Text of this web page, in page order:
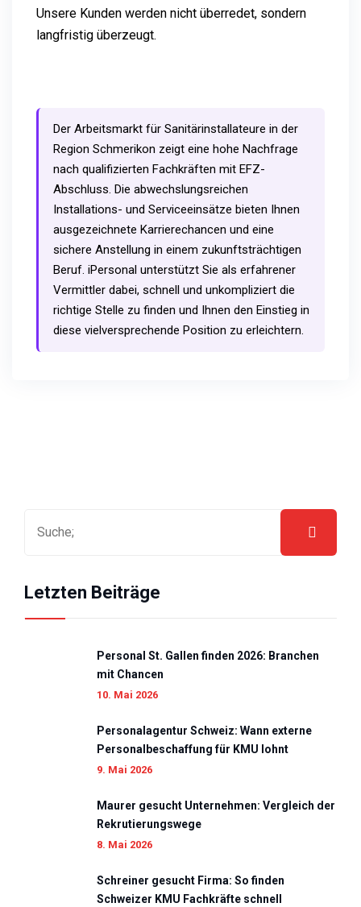
Unsere Kunden werden nicht überredet, sondern
langfristig überzeugt.
Der Arbeitsmarkt für Sanitärinstallateure in der
Region Schmerikon zeigt eine hohe Nachfrage
nach qualifizierten Fachkräften mit EFZ-
Abschluss. Die abwechslungsreichen
Installations- und Serviceeinsätze bieten Ihnen
ausgezeichnete Karrierechancen und eine
sichere Anstellung in einem zukunftsträchtigen
Beruf. iPersonal unterstützt Sie als erfahrener
Vermittler dabei, schnell und unkompliziert die
richtige Stelle zu finden und Ihnen den Einstieg in
diese vielversprechende Position zu erleichtern.
Letzten Beiträge
Personal St. Gallen finden 2026: Branchen
mit Chancen
10. Mai 2026
Personalagentur Schweiz: Wann externe
Personalbeschaffung für KMU lohnt
9. Mai 2026
Maurer gesucht Unternehmen: Vergleich der
Rekrutierungswege
8. Mai 2026
Schreiner gesucht Firma: So finden
Schweizer KMU Fachkräfte schnell